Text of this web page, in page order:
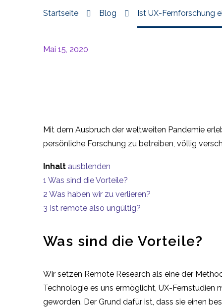
Startseite Blog Ist UX-Fernforschung
Mai 15, 2020
Mit dem Ausbruch der weltweiten Pandemie
persönliche Forschung zu betreiben, völlig
Inhalt ausblenden
1 Was sind die Vorteile?
2 Was haben wir zu verlieren?
3 Ist remote also ungültig?
Was sind die Vorteile?
Wir setzen Remote Research als eine der
Technologie es uns ermöglicht, UX-Fernstudien
geworden. Der Grund dafür ist, dass sie einen